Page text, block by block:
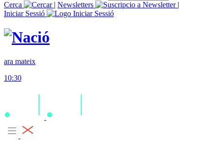
Cerca
| Newsletters
|
Iniciar Sessió
ara mateix
10:30